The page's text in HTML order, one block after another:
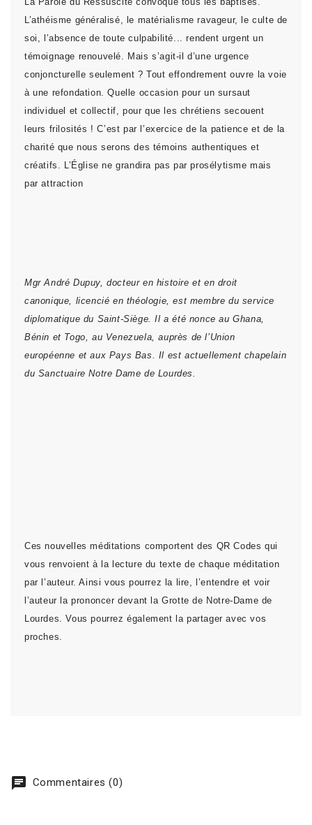
L’athéisme généralisé, le matérialisme ravageur, le culte de
soi, l’absence de toute culpabilité... rendent urgent un
témoignage renouvelé. Mais s’agit-il d’une urgence
conjoncturelle seulement ? Tout effondrement ouvre la voie
à une refondation. Quelle occasion pour un sursaut
individuel et collectif, pour que les chrétiens secouent
leurs frilosités ! C’est par l’exercice de la patience et de la
charité que nous serons des témoins authentiques et
créatifs. L’Église ne grandira pas par prosélytisme mais
par attraction
Mgr André Dupuy, docteur en histoire et en droit
canonique, licencié en théologie, est membre du service
diplomatique du Saint-Siège. Il a été nonce au Ghana,
Bénin et Togo, au Venezuela, auprès de l’Union
européenne et aux Pays Bas. Il est actuellement chapelain
du Sanctuaire Notre Dame de Lourdes.
Ces nouvelles méditations comportent des QR Codes qui
vous renvoient à la lecture du texte de chaque méditation
par l’auteur. Ainsi vous pourrez la lire, l’entendre et voir
l’auteur la prononcer devant la Grotte de Notre-Dame de
Lourdes. Vous pourrez également la partager avec vos
proches.
chat Commentaires (0)